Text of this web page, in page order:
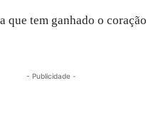
tem ganhado o
- Publicidade -